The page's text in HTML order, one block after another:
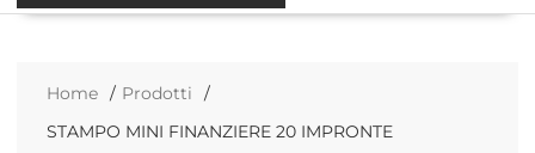
Home
Prodotti
STAMPO MINI FINANZIERE 20 IMPRONTE